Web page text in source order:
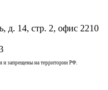
д. 14, стр. 2, офис 2210
и запрещены на территории РФ.